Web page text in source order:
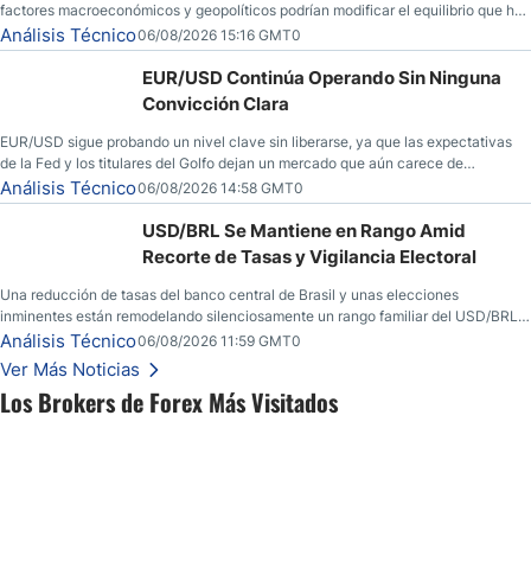
Los Brokers de Forex Más Visitados
factores macroeconómicos y geopolíticos podrían modificar el equilibrio que ha
dominado al mercado en las últimas semanas.
Análisis Técnico06/08/2026 15:16 GMT0
EUR/USD Continúa Operando Sin Ninguna
Convicción Clara
EUR/USD sigue probando un nivel clave sin liberarse, ya que las expectativas
de la Fed y los titulares del Golfo dejan un mercado que aún carece de
convicción real.
Análisis Técnico06/08/2026 14:58 GMT0
USD/BRL Se Mantiene en Rango Amid
Recorte de Tasas y Vigilancia Electoral
Una reducción de tasas del banco central de Brasil y unas elecciones
inminentes están remodelando silenciosamente un rango familiar del USD/BRL.
Una reducción de tasas por parte del banco central de Brasil y unas elecciones
inminentes están remodelando silenciosamente un rango familiar del USD/BRL.
Esto es lo que los traders están observando a continuación.
Análisis Técnico06/08/2026 11:59 GMT0
Ver Más Noticias